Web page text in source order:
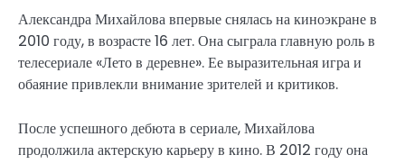
Александра Михайлова впервые снялась на киноэкране в
2010 году, в возрасте 16 лет. Она сыграла главную роль в
телесериале «Лето в деревне». Ее выразительная игра и
обаяние привлекли внимание зрителей и критиков.
После успешного дебюта в сериале, Михайлова
продолжила актерскую карьеру в кино. В 2012 году она